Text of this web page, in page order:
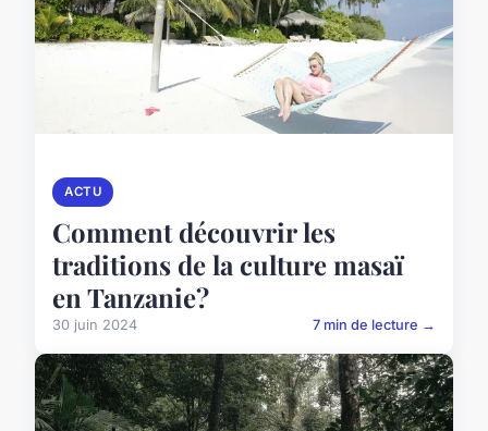
ACTU
Comment découvrir les
traditions de la culture masaï
en Tanzanie?
30 juin 2024 7 min de lecture →